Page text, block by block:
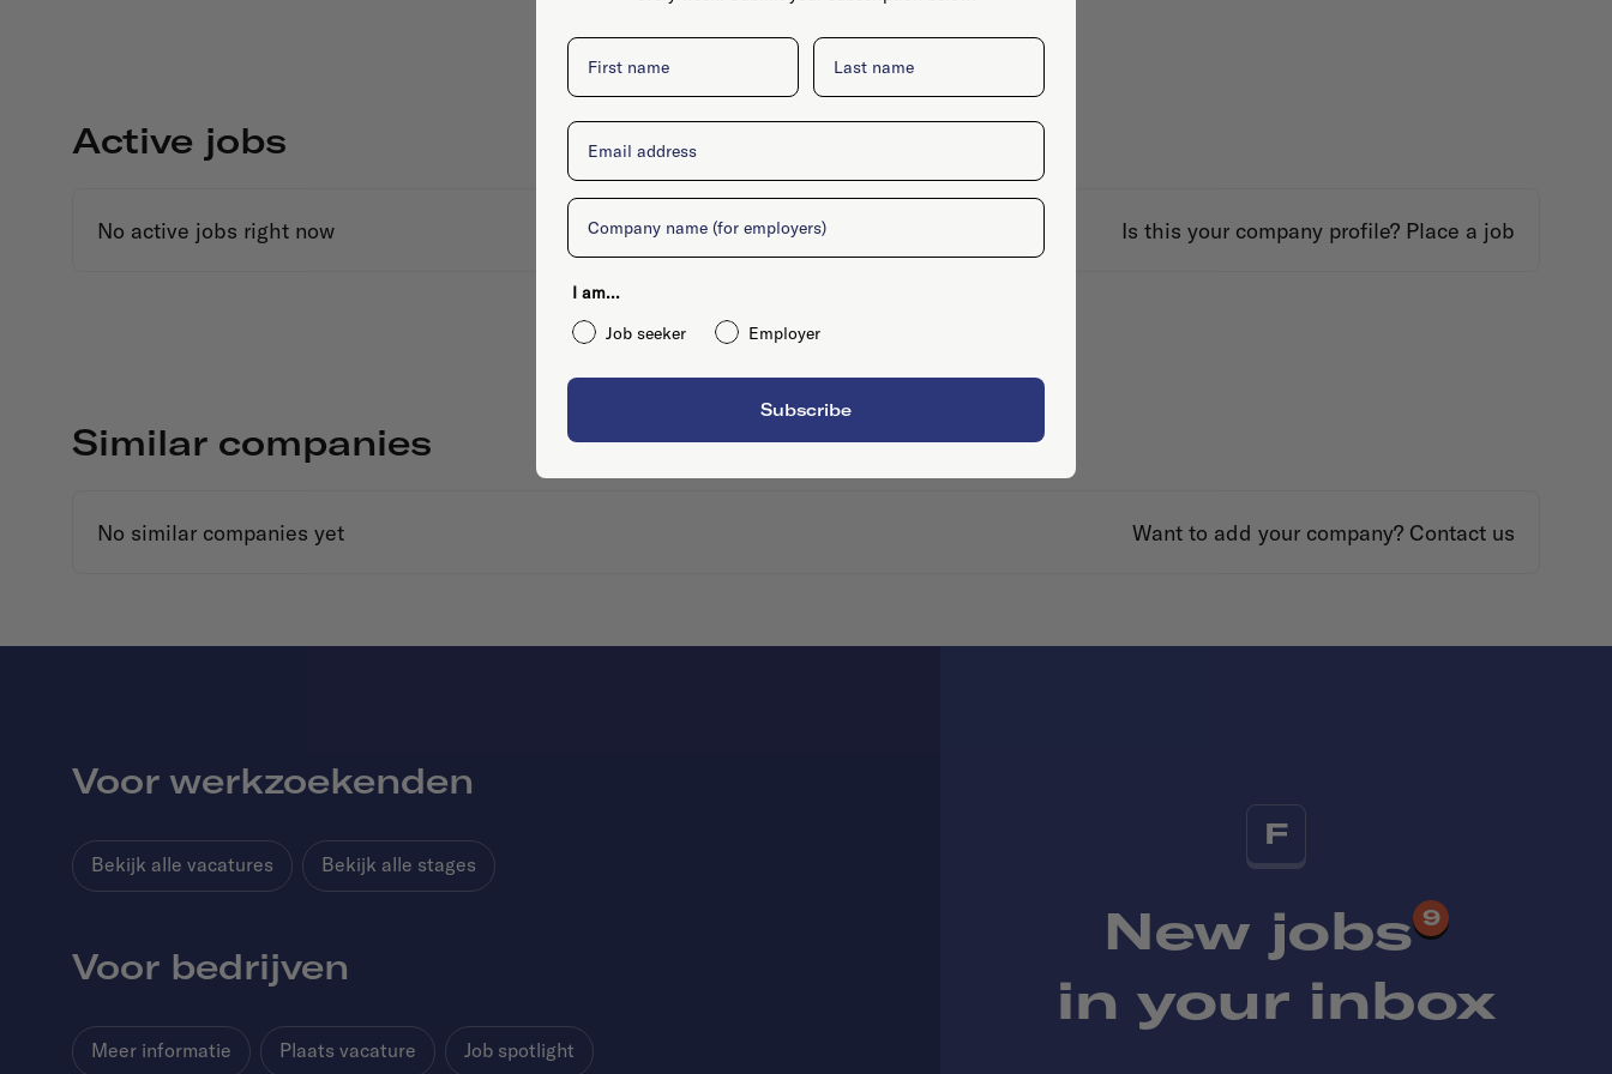
Active jobs
No active jobs right now Is this your company profile? Place a job
Similar companies
No similar companies yet Want to add your company? Contact us
F
New jobs 9
in your inbox
Voor werkzoekenden
Bekijk alle vacatures Bekijk alle stages
Voor bedrijven
Meer informatie Plaats vacature Job spotlight
First name Last name
Email
Company
I am...
Job seeker
Employer
Subscribe